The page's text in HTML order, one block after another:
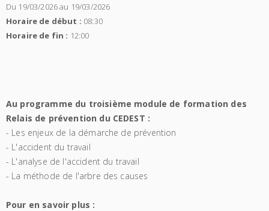
Du 19/03/2026 au 19/03/2026
Horaire de début : 08:30
Horaire de fin : 12:00
Au programme du troisième module de formation des
Relais de prévention du CEDEST :
- Les enjeux de la démarche de prévention
- L'accident du travail
- L'analyse de l'accident du travail
- La méthode de l'arbre des causes
Pour en savoir plus :